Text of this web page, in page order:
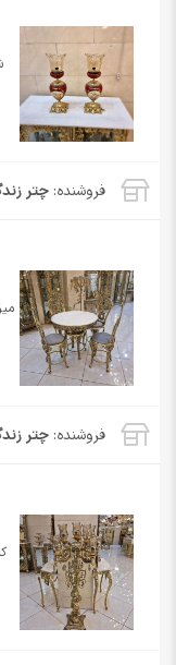
فروشنده:چتر
فروشنده:چتر